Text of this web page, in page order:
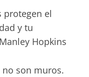
protegen el
y tu
Hopkins
no son muros.